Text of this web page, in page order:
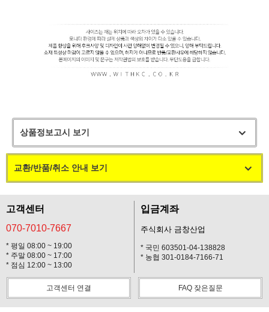
상품정보고시 보기
교환/반품/취소 안내 보기
고객센터
070-7010-7667
* 평일 08:00 ~ 19:00
* 주말 08:00 ~ 17:00
* 점심 12:00 ~ 13:00
입금계좌
주식회사 금창산업
* 국민 603501-04-138828
* 농협 301-0184-7166-71
고객센터 연결 FAQ 잦은질문